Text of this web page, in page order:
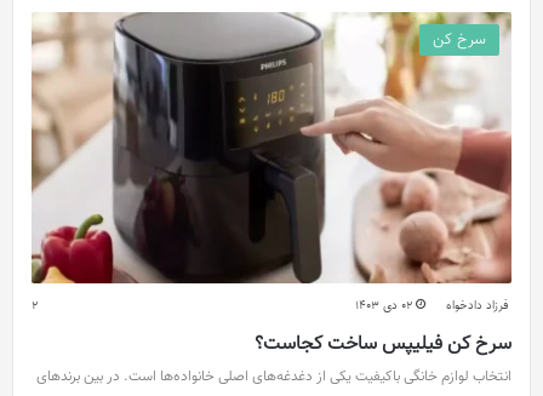
سرخ کن
فرزاد دادخواه 02 دی 1403 2
سرخ کن فیلیپس ساخت کجاست؟
انتخاب لوازم خانگی باکیفیت یکی از دغدغه‌های اصلی خانواده‌ها است. در بین برندهای